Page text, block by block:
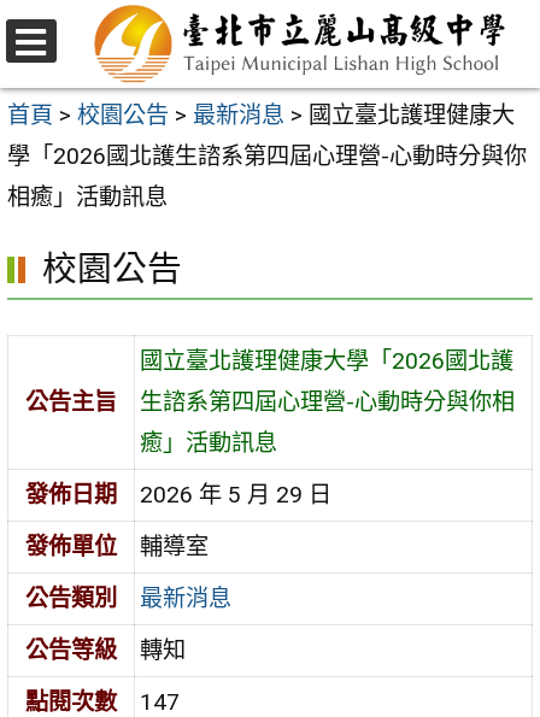
跳
至
主
要
內
區
選
單
首頁 > 校園公告 > 最新消息 > 國立臺北護理健康大
學「2026國北護生諮系第四屆心理營-心動時分與你
相癒」活動訊息
校園公告
公告主旨
國立臺北護理健康大學「2026國北護
生諮系第四屆心理營-心動時分與你相
癒」活動訊息
發佈日期
2026 年 5 月 29 日
發佈單位
輔導室
公告類別
最新消息
公告等級
轉知
點閱次數
147